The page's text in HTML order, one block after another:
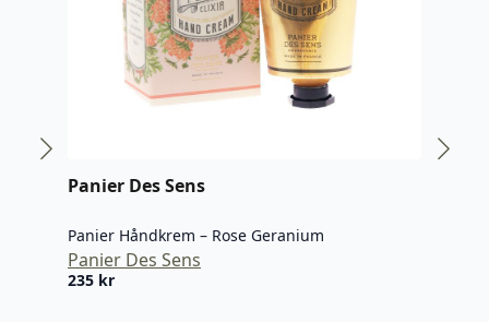
Panier Des Sens
Panier Håndkrem – Rose Geranium
Panier Des Sens
235 kr